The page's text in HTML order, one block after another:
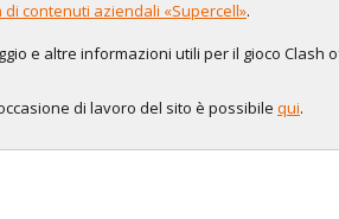
contenuti aziendali «Supercell».
e altre informazioni utili per il gioco Clash
di lavoro del sito è possibile qui.